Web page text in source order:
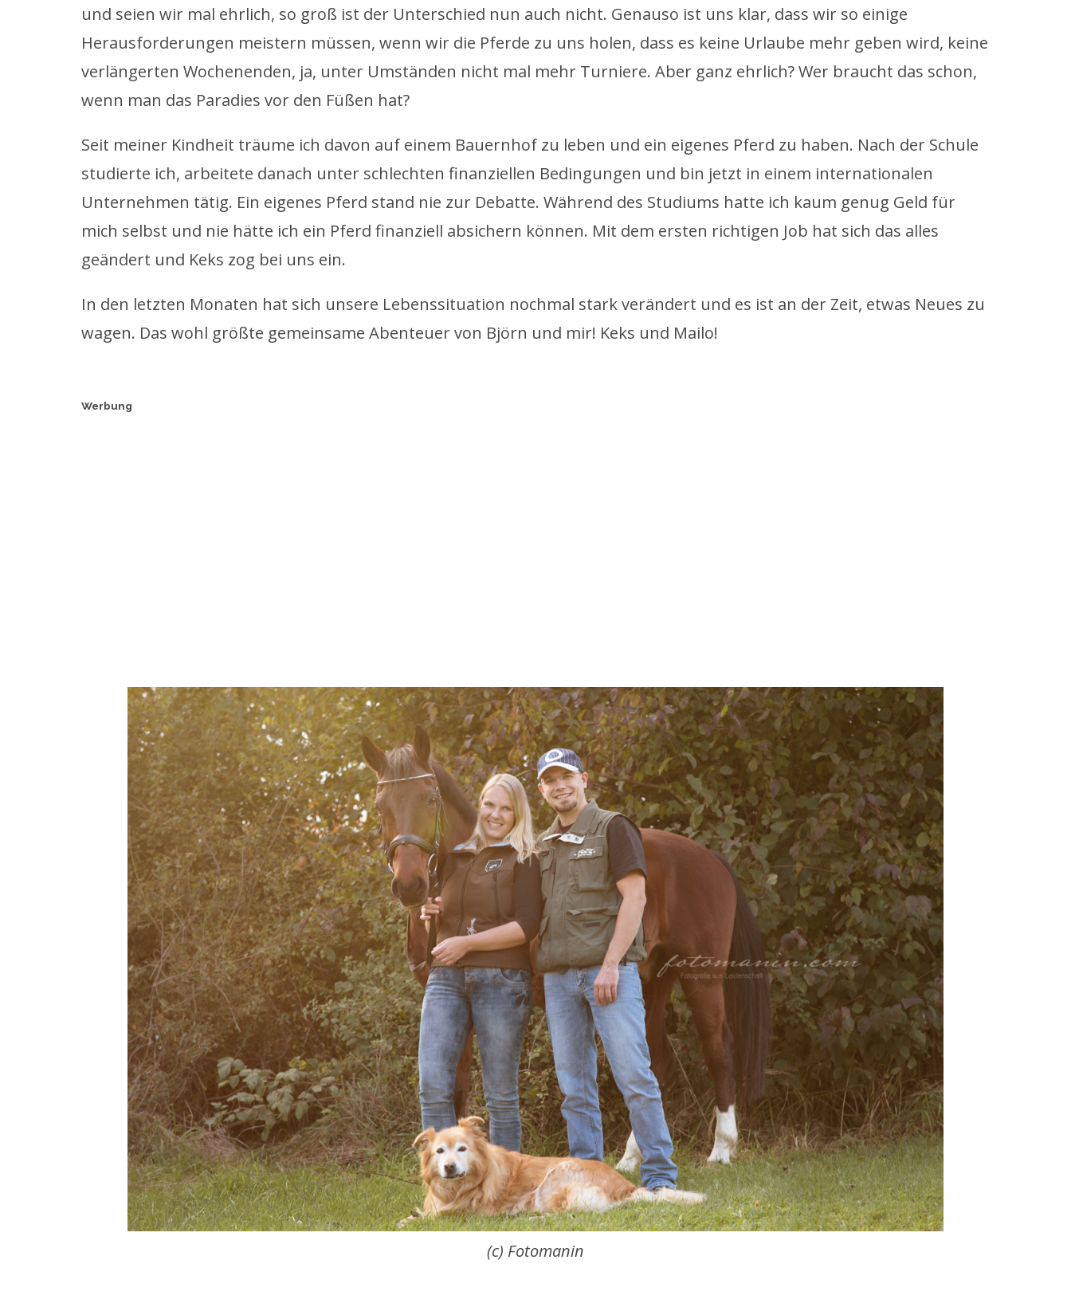
und seien wir mal ehrlich, so groß ist der Unterschied nun auch nicht. Genauso ist uns klar, dass wir so einige
Herausforderungen meistern müssen, wenn wir die Pferde zu uns holen, dass es keine Urlaube mehr geben wird, keine
verlängerten Wochenenden, ja, unter Umständen nicht mal mehr Turniere. Aber ganz ehrlich? Wer braucht das schon,
wenn man das Paradies vor den Füßen hat?
Seit meiner Kindheit träume ich davon auf einem Bauernhof zu leben und ein eigenes Pferd zu haben. Nach der Schule
studierte ich, arbeitete danach unter schlechten finanziellen Bedingungen und bin jetzt in einem internationalen
Unternehmen tätig. Ein eigenes Pferd stand nie zur Debatte. Während des Studiums hatte ich kaum genug Geld für
mich selbst und nie hätte ich ein Pferd finanziell absichern können. Mit dem ersten richtigen Job hat sich das alles
geändert und Keks zog bei uns ein.
In den letzten Monaten hat sich unsere Lebenssituation nochmal stark verändert und es ist an der Zeit, etwas Neues zu
wagen. Das wohl größte gemeinsame Abenteuer von Björn und mir! Keks und Mailo!
Werbung
(c) Fotomanin